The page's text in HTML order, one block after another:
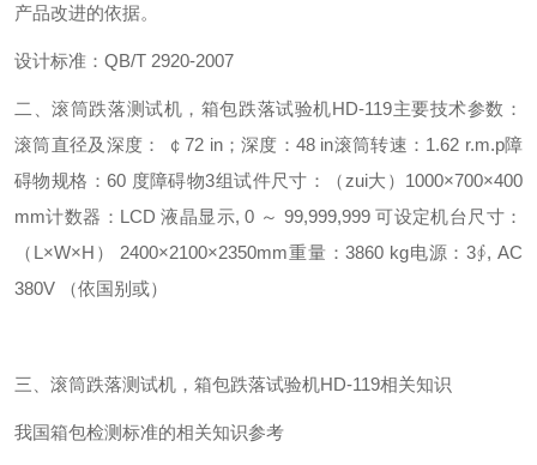
产品改进的依据。
设计标准：QB/T 2920-2007
二、滚筒跌落测试机 ，箱包跌落试验机HD-119主要技术参数：
滚筒直径及深度： ￠72 in；深度：48 in滚筒转速：1.62 r.m.p障
碍物规格：60 度障碍物3组试件尺寸：（zui大）1000×700×400
mm计数器：LCD 液晶显示, 0 ～ 99,999,999 可设定机台尺寸：
（L×W×H） 2400×2100×2350mm重量：3860 kg电源：3∮, AC
380V （依国别或）
三、 滚筒跌落测试机 ，箱包跌落试验机HD-119相关知识
我国箱包检测标准的相关知识参考